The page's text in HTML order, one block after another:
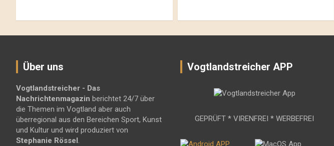
Über uns
Vogtlandstreicher - Das
Nachrichtenmagazin berichtet 24/7 über
die Themen im Vogtland aber auch
überregional aus den Bereichen Sport, Kunst
und Kultur und wird produziert von
Stephanie Rössel.
Vogtlandstreicher APP
GEPRÜFT * VIRENFREI * WERBEFREI